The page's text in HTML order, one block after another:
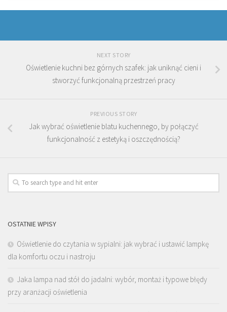
NEXT STORY
Oświetlenie kuchni bez górnych szafek: jak uniknąć cieni i
stworzyć funkcjonalną przestrzeń pracy
PREVIOUS STORY
Jak wybrać oświetlenie blatu kuchennego, by połączyć
funkcjonalność z estetyką i oszczędnością?
OSTATNIE WPISY
Oświetlenie do czytania w sypialni: jak wybrać i ustawić lampkę
dla komfortu oczu i nastroju
Jaka lampa nad stół do jadalni: wybór, montaż i typowe błędy
przy aranżacji oświetlenia